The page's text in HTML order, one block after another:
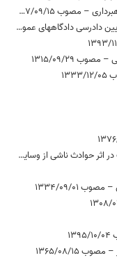
قانون تشدید مجازات مرتکبین ارتشاء، اختلاس و کلاهبرداری – مصوب 1367/09/15
آیین‌نامه حق‌الزحمه داوری موضوع ماده 498 قانون آیین دادرسی دادگاههای عمومی و انقلاب در امور مدنی 1379 – مصوب 1380/09/20
1315/09/29
قانون بیمه اجباری خسارات وارد شده به شخص ثالث در اثر حوادث ناشی از وسایل نقلیه – مصوب 1395/02/20
1334/09/01
08/15